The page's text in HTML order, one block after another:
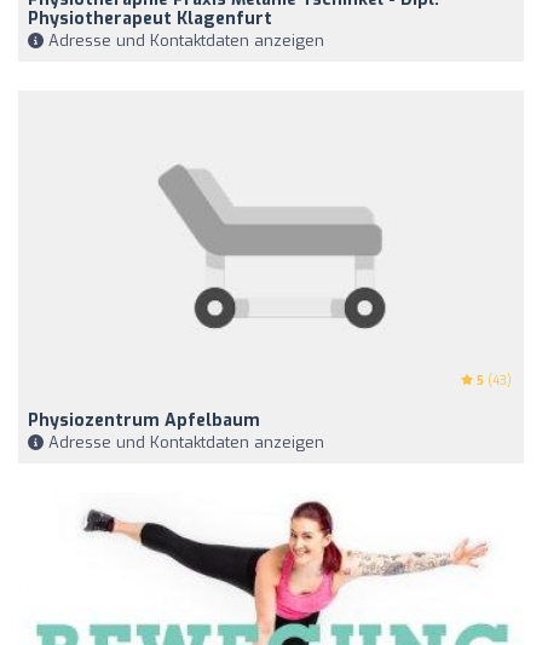
Physiotherapeut Klagenfurt
Adresse und Kontaktdaten anzeigen
5 (43)
Physiozentrum Apfelbaum
Adresse und Kontaktdaten anzeigen